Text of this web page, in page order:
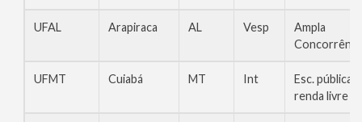
UFAL Arapiraca AL Vesp
Ampla
UFMT Cuiabá MT Int
Esc. pública,
renda livre